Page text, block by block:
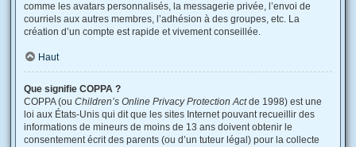
comme les avatars personnalisés, la messagerie privée, l’envoi de
courriels aux autres membres, l’adhésion à des groupes, etc. La
création d’un compte est rapide et vivement conseillée.
Haut
Que signifie COPPA ?
COPPA (ou Children’s Online Privacy Protection Actde 1998) est une
loi aux États-Unis qui dit que les sites Internet pouvant recueillir des
informations de mineurs de moins de 13 ans doivent obtenir le
consentement écrit des parents (ou d’un tuteur légal) pour la collecte